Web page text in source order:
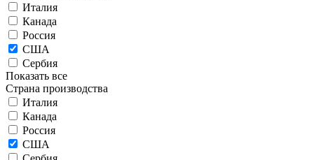
Италия
Канада
Россия
США
Сербия
Показать все
Страна производства
Италия
Канада
Россия
США